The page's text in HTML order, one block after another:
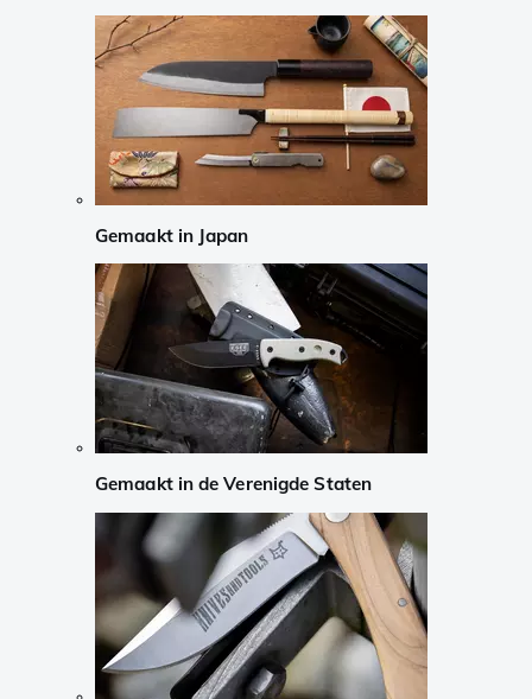
Gemaakt in Japan
Gemaakt in de Verenigde Staten